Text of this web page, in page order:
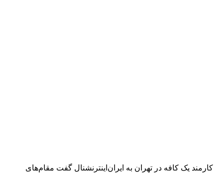
کارمند یک کافه در تهران به ایران‌اینترنشنال گفت مقام‌های